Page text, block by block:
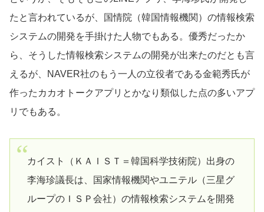
たと言われているが、国情院（韓国情報機関）の情報検索
システムの開発を手掛けた人物でもある。優秀だったか
ら、そうした情報検索システムの開発が出来たのだとも言
えるが、NAVER社のもう一人の立役者である金範秀氏が
作ったカカオトークアプリとかなり類似した点の多いアプ
リでもある。
カイスト（ＫＡＩＳＴ＝韓国科学技術院）出身の
李海珍議長は、国家情報機関やユニテル（三星グ
ループのＩＳＰ会社）の情報検索システムを開発